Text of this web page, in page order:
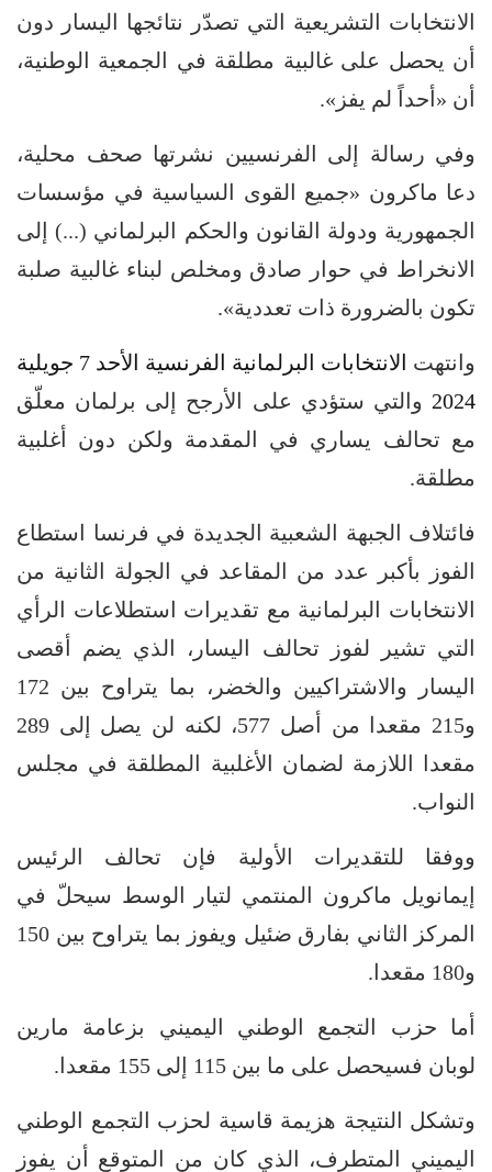
الانتخابات التشريعية التي تصدّر نتائجها اليسار دون
أن يحصل على غالبية مطلقة في الجمعية الوطنية،
أن «أحداً لم يفز».
وفي رسالة إلى الفرنسيين نشرتها صحف محلية،
دعا ماكرون «جميع القوى السياسية في مؤسسات
الجمهورية ودولة القانون والحكم البرلماني (...) إلى
الانخراط في حوار صادق ومخلص لبناء غالبية صلبة
تكون بالضرورة ذات تعددية».
وانتهت
الانتخابات البرلمانية الفرنسية الأحد 7 جويلية
2024 والتي ستؤدي على الأرجح إلى برلمان معلّق
مع تحالف يساري في المقدمة ولكن دون أغلبية
مطلقة.
فائتلاف الجبهة الشعبية الجديدة في فرنسا استطاع
الفوز بأكبر عدد من المقاعد في الجولة الثانية من
الانتخابات البرلمانية مع تقديرات استطلاعات الرأي
التي تشير لفوز تحالف اليسار، الذي يضم أقصى
اليسار والاشتراكيين والخضر، بما يتراوح بين 172
و215 مقعدا من أصل 577، لكنه لن يصل إلى 289
مقعدا اللازمة لضمان الأغلبية المطلقة في مجلس
النواب.
ووفقا للتقديرات الأولية فإن تحالف الرئيس
إيمانويل ماكرون المنتمي لتيار الوسط سيحلّ في
المركز الثاني بفارق ضئيل ويفوز بما يتراوح بين 150
و180 مقعدا.
أما حزب التجمع الوطني اليميني بزعامة مارين
لوبان فسيحصل على ما بين 115 إلى 155 مقعدا.
وتشكل النتيجة هزيمة قاسية لحزب التجمع الوطني
اليميني المتطرف، الذي كان من المتوقع أن يفوز